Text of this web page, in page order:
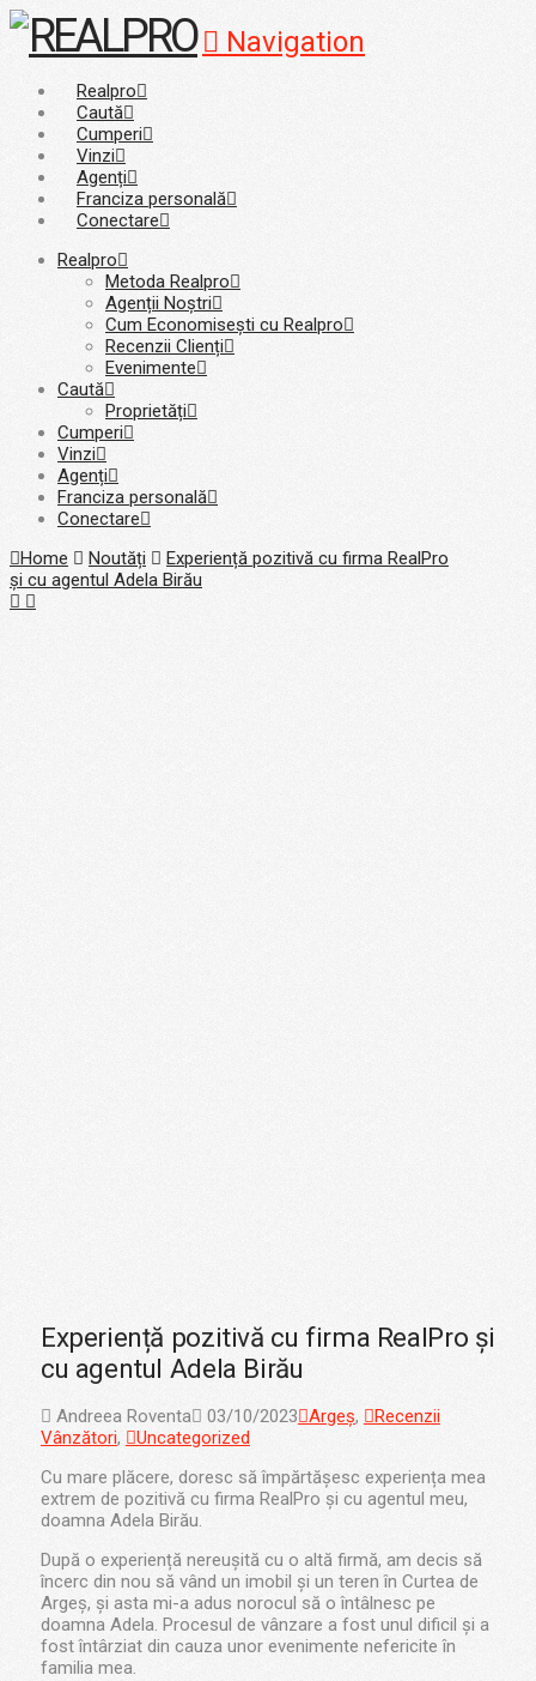
Navigation
Realpro
Caută
Cumperi
Vinzi
Agenți
Franciza personală
Conectare
Realpro
Metoda Realpro
Agenții Noștri
Cum Economisești cu Realpro
Recenzii Clienți
Evenimente
Caută
Proprietăți
Cumperi
Vinzi
Agenți
Franciza personală
Conectare
Home
Noutăți
Experiență pozitivă cu firma RealPro
și cu agentul Adela Birău
Experiență pozitivă cu firma RealPro și
cu agentul Adela Birău
Andreea Roventa 03/10/2023 Argeș,
Recenzii
Vânzători,
Uncategorized
Cu mare plăcere, doresc să împărtășesc experiența mea
extrem de pozitivă cu firma RealPro și cu agentul meu,
doamna Adela Birău.
După o experiență nereușită cu o altă firmă, am decis să
încerc din nou să vând un imobil și un teren în Curtea de
Argeș, și asta mi-a adus norocul să o întâlnesc pe
doamna Adela. Procesul de vânzare a fost unul dificil și a
fost întârziat din cauza unor evenimente nefericite în
familia mea.